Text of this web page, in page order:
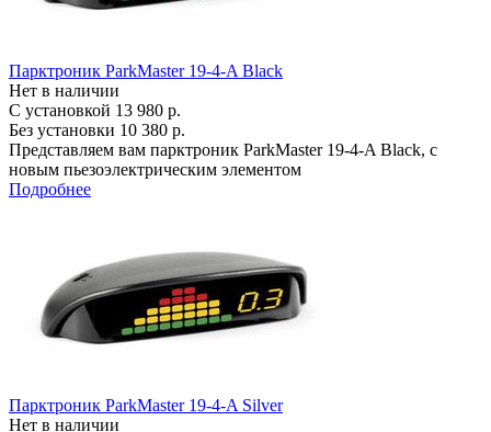
Парктроник ParkMaster 19-4-A Black
Нет в наличии
С установкой 13 980 р.
Без установки 10 380 р.
Представляем вам парктроник ParkMaster 19-4-A Black, с
новым пьезоэлектрическим элементом
Подробнее
Парктроник ParkMaster 19-4-A Silver
Нет в наличии